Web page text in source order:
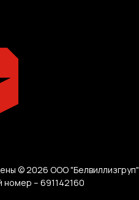
© 2026 ООО "Белвиллизгруп"
номер – 691142160